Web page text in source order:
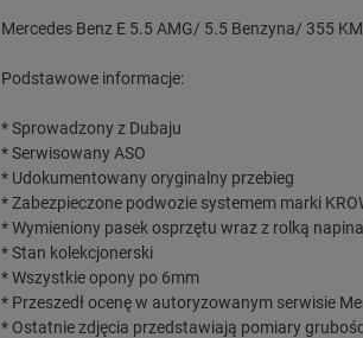
Mercedes Benz E 5.5 AMG/ 5.5 Benzyna/ 355
Podstawowe informacje:
* Sprowadzony z Dubaju
* Serwisowany ASO
* Udokumentowany oryginalny przebieg
* Zabezpieczone podwozie systemem marki
* Wymieniony pasek osprzętu wraz z rolką
* Stan kolekcjonerski
* Wszystkie opony po 6mm
* Przeszedł ocenę w autoryzowanym serwisie
* Ostatnie zdjęcia przedstawiają pomiary